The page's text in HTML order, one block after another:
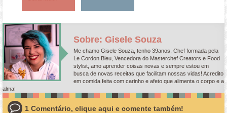
Sobre: Gisele Souza
Me chamo Gisele Souza, tenho 39anos, Chef formada pela
Le Cordon Bleu, Vencedora do Masterchef Creators e Food
stylist, amo aprender coisas novas e sempre estou em
busca de novas receitas que facilitam nossas vidas! Acredito
em comida feita com carinho e afeto que alimenta o corpo e a
alma!
1 Comentário, clique aqui e comente também!